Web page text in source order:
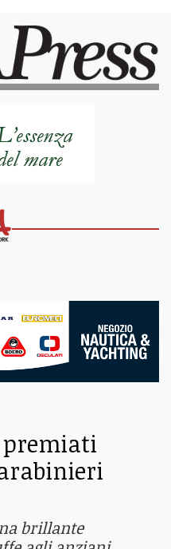
premiati
brillante